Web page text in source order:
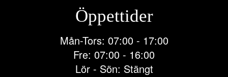
Öppettider
Mån-Tors: 07:00 - 17:00
Fre: 07:00 - 16:00
Lör - Sön: Stängt